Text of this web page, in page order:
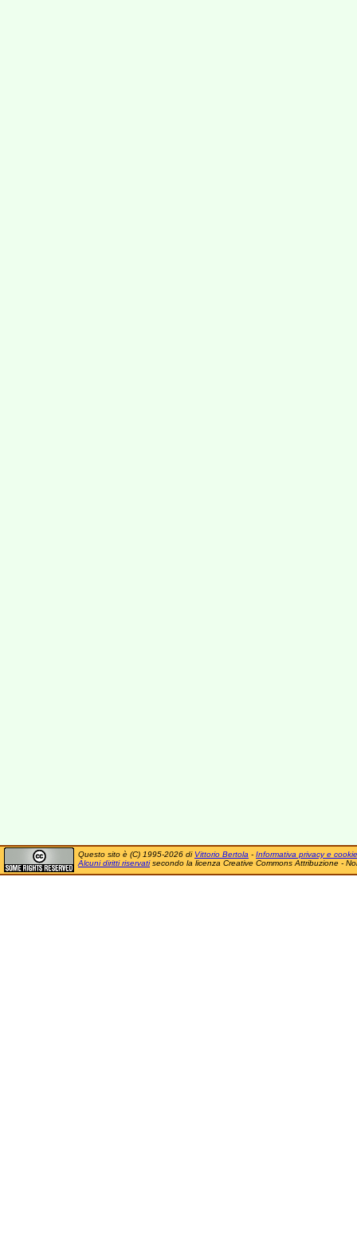
Questo sito è (C) 1995-2026 di Vittorio Bertola - Informativa privacy e cookie
Alcuni diritti riservatisecondo la licenza Creative Commons Attribuzione -